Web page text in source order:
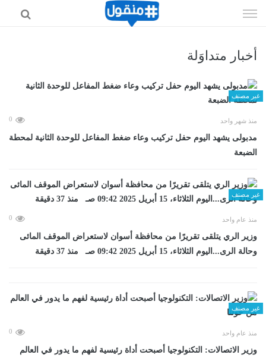
الى
أخبار متداوَلة
غير مصنف
منذ شهر واحد 0
مدبولى يشهد اليوم حفل تركيب وعاء ضغط المفاعل للوحدة الثانية لمحطة
الضبعة
غير مصنف
منذ عام واحد 0
وزير الري يتلقى تقريرًا من محافظة أسوان لاستعراض الموقف المائى
وحالة الرى...اليوم الثلاثاء، 15 أبريل 2025 09:42 صـ منذ 37 دقيقة
غير مصنف
منذ عام واحد 0
وزير الاتصالات: التكنولوجيا أصبحت أداة رئيسية لفهم ما يدور في العالم